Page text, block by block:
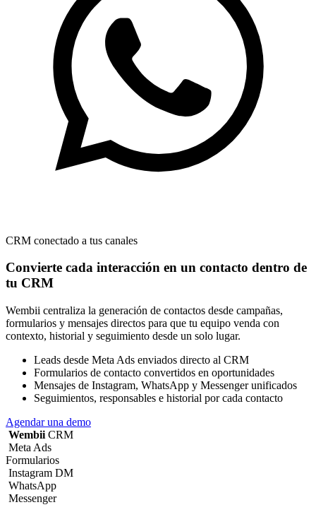
CRM conectado a tus canales
Convierte cada interacción en un contacto dentro de
tu CRM
Wembii centraliza la generación de contactos desde campañas,
formularios y mensajes directos para que tu equipo venda con
contexto, historial y seguimiento desde un solo lugar.
Leads desde Meta Ads enviados directo al CRM
Formularios de contacto convertidos en oportunidades
Mensajes de Instagram, WhatsApp y Messenger unificados
Seguimientos, responsables e historial por cada contacto
Agendar una demo
Wembii CRM
Meta Ads
Formularios
Instagram DM
WhatsApp
Messenger